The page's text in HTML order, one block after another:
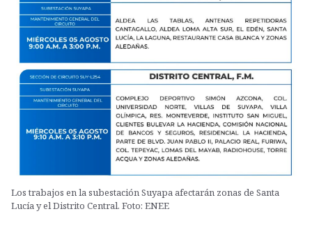
Los trabajos en la subestación Suyapa afectarán zonas de Santa
Lucía y el Distrito Central. Foto: ENEE